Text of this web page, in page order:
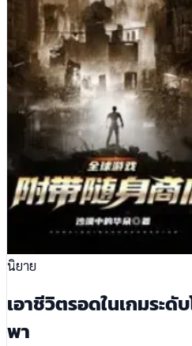
นิยาย
เอาชีวิตรอดในเกมระ
พา